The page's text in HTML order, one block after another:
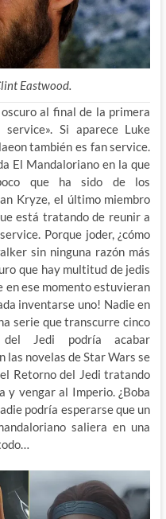
Eastwood.
al final de la primera
Si aparece Luke
también es fan service.
El Mandaloriano en la que
que ha sido de los
Kryze, el último miembro
está tratando de reunir a
Porque joder, ¿cómo
sin ninguna razón más
que hay multitud de jedis
en ese momento estuvieran
inventarse uno! Nadie en
serie que transcurre cinco
Jedi podría acabar
las novelas de Star Wars se
Retorno del Jedi tratando
y vengar al Imperio. ¿Boba
podría esperarse que un
saliera en una